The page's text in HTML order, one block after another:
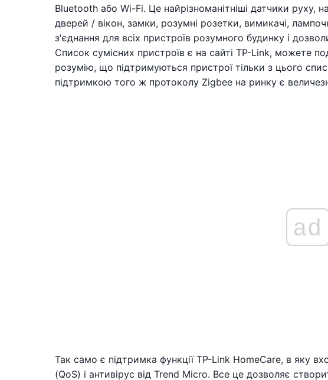
Bluetooth або Wi-Fi. Це найрізноманітніші датчики руху,
дверей / вікон, замки, розумні розетки, вимикачі,
з'єднання для всіх пристроїв розумного будинку і
Список сумісних пристроїв є на сайті TP-Link, можете
розумію, що підтримуються пристрої тільки з цього
підтримкою того ж протоколу Zigbee на ринку є
ad
Так само є підтримка функції TP-Link HomeCare, в яку
(QoS) і антивірус від Trend Micro. Все це дозволяє